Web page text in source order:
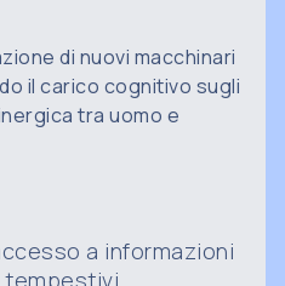
di nuovi macchinari
il carico cognitivo sugli
tra uomo e
a informazioni